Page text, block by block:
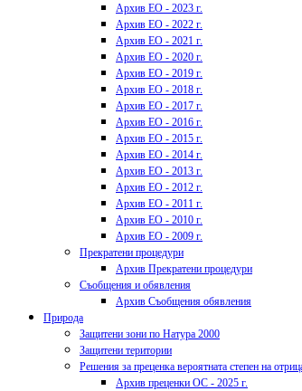
Архив ЕО - 2023 г.
Архив ЕО - 2022 г.
Архив ЕО - 2021 г.
Архив ЕО - 2020 г.
Архив ЕО - 2019 г.
Архив ЕО - 2018 г.
Архив ЕО - 2017 г.
Архив ЕО - 2016 г.
Архив ЕО - 2015 г.
Архив ЕО - 2014 г.
Архив ЕО - 2013 г.
Архив ЕО - 2012 г.
Архив ЕО - 2011 г.
Архив ЕО - 2010 г.
Архив ЕО - 2009 г.
Прекратени процедури
Архив Прекратени процедури
Съобщения и обявления
Архив Съобщения обявления
Природа
Защитени зони по Натура 2000
Защитени територии
Решения за преценка вероятната степен на
Архив преценки ОС - 2025 г.